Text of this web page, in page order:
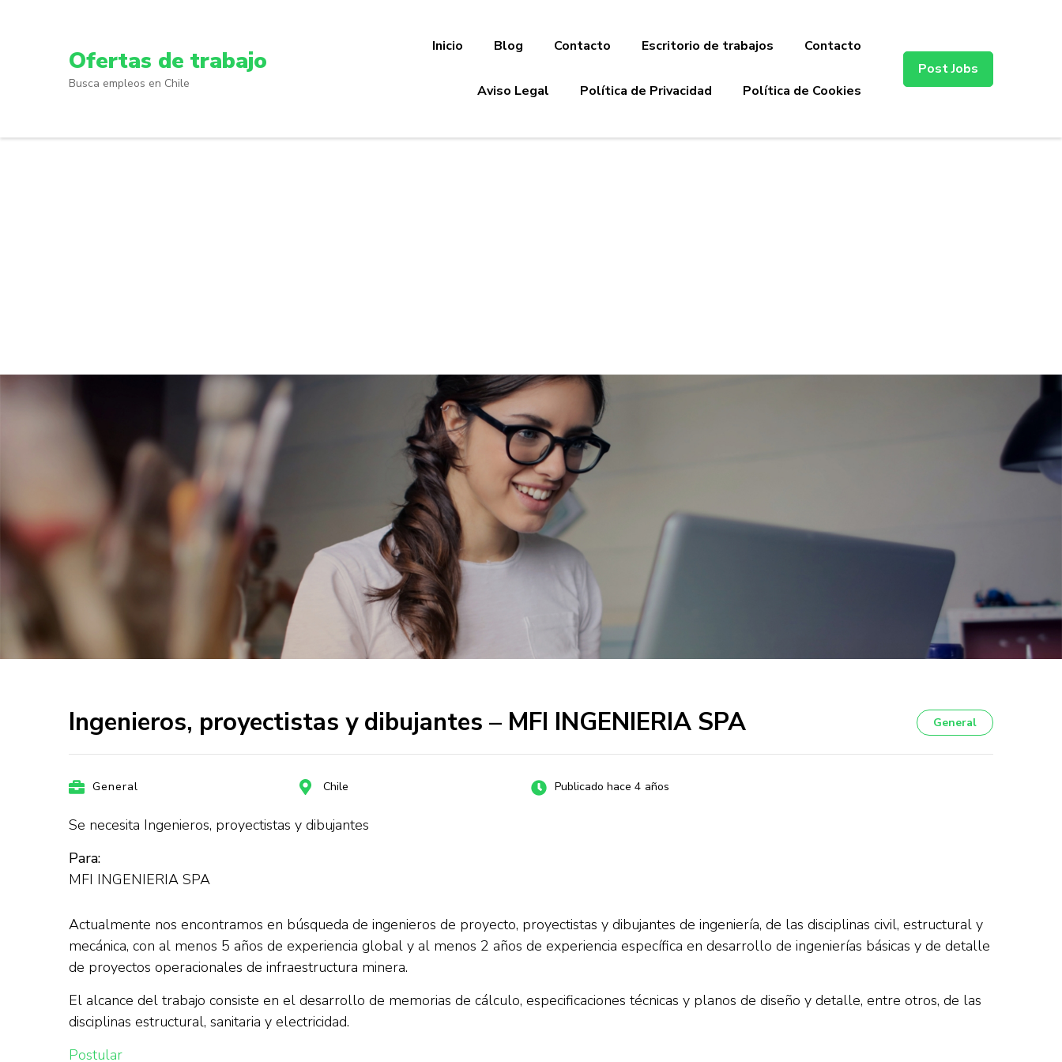
Ofertas de trabajo
Busca empleos en Chile
Inicio Blog Contacto Escritorio de trabajos Contacto
Aviso Legal Política de Privacidad Política de Cookies
Post Jobs
Ingenieros, proyectistas y dibujantes – MFI INGENIERIA SPA General
General Chile Publicado hace 4 años
Se necesita Ingenieros, proyectistas y dibujantes
Para:
MFI INGENIERIA SPA
Actualmente nos encontramos en búsqueda de ingenieros de proyecto, proyectistas y dibujantes de ingeniería, de las disciplinas civil, estructural y
mecánica, con al menos 5 años de experiencia global y al menos 2 años de experiencia específica en desarrollo de ingenierías básicas y de detalle
de proyectos operacionales de infraestructura minera.
El alcance del trabajo consiste en el desarrollo de memorias de cálculo, especificaciones técnicas y planos de diseño y detalle, entre otros, de las
disciplinas estructural, sanitaria y electricidad.
Postular